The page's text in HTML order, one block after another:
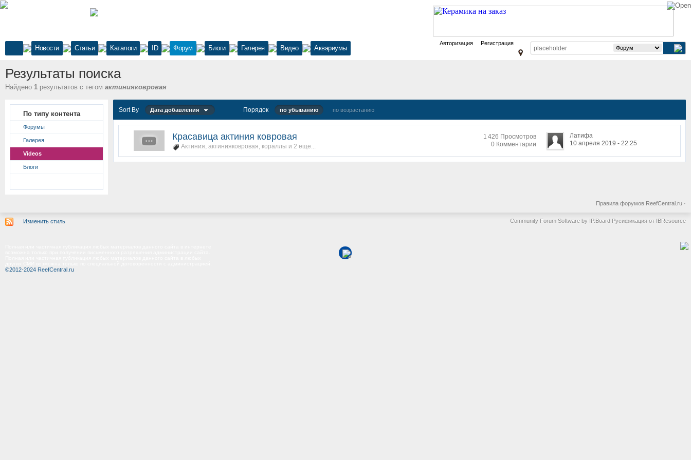
Новости Статьи Каталоги ID Форум Блоги Галерея Видео Аквариумы
Авторизация Регистрация
Результаты поиска
Найдено 1 результатов с тегом актинияковровая
По типу контента
Форумы
Галерея
Videos
Блоги
Sort By Дата добавления Порядок по убыванию по возрастанию
Красавица актиния ковровая
Актиния, актинияковровая, кораллы и 2 еще...
1 426 Просмотров
0 Комментарии
Латифа
10 апреля 2019 - 22:25
Правила форумов ReefCentral.ru ·
Изменить стиль Community Forum Software by IP.Board Русификация от IBResource
©2012-2024 ReefCentral.ru